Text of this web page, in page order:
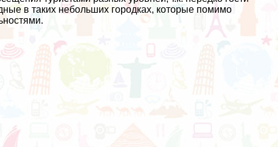
в таких небольших городках, которые помимо